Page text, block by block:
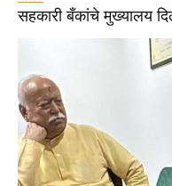
सहकारी बँकांचे मुख्यालय